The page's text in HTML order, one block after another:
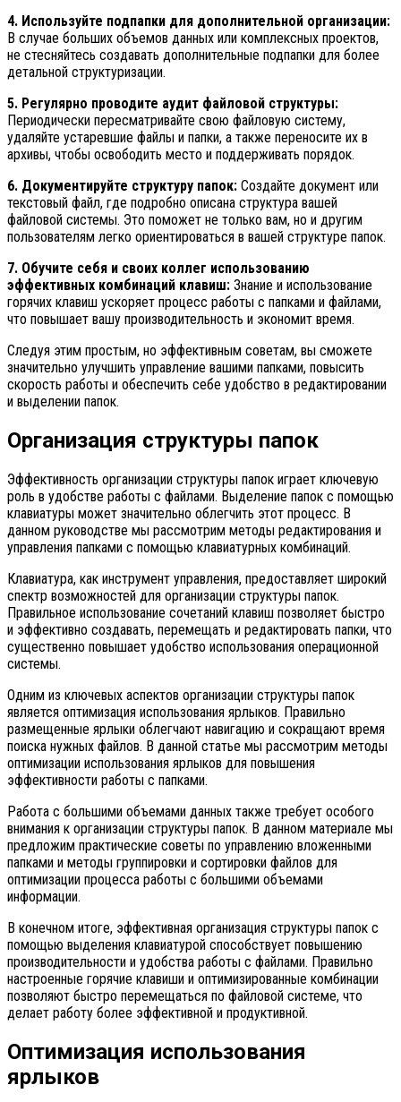
4. Используйте подпапки для дополнительной организации:
В случае больших объемов данных или комплексных проектов,
не стесняйтесь создавать дополнительные подпапки для более
детальной структуризации.
5. Регулярно проводите аудит файловой структуры:
Периодически пересматривайте свою файловую систему,
удаляйте устаревшие файлы и папки, а также переносите их в
архивы, чтобы освободить место и поддерживать порядок.
6. Документируйте структуру папок: Создайте документ или
текстовый файл, где подробно описана структура вашей
файловой системы. Это поможет не только вам, но и другим
пользователям легко ориентироваться в вашей структуре папок.
7. Обучите себя и своих коллег использованию
эффективных комбинаций клавиш: Знание и использование
горячих клавиш ускоряет процесс работы с папками и файлами,
что повышает вашу производительность и экономит время.
Следуя этим простым, но эффективным советам, вы сможете
значительно улучшить управление вашими папками, повысить
скорость работы и обеспечить себе удобство в редактировании
и выделении папок.
Организация структуры папок
Эффективность организации структуры папок играет ключевую
роль в удобстве работы с файлами. Выделение папок с помощью
клавиатуры может значительно облегчить этот процесс. В
данном руководстве мы рассмотрим методы редактирования и
управления папками с помощью клавиатурных комбинаций.
Клавиатура, как инструмент управления, предоставляет широкий
спектр возможностей для организации структуры папок.
Правильное использование сочетаний клавиш позволяет быстро
и эффективно создавать, перемещать и редактировать папки, что
существенно повышает удобство использования операционной
системы.
Одним из ключевых аспектов организации структуры папок
является оптимизация использования ярлыков. Правильно
размещенные ярлыки облегчают навигацию и сокращают время
поиска нужных файлов. В данной статье мы рассмотрим методы
оптимизации использования ярлыков для повышения
эффективности работы с папками.
Работа с большими объемами данных также требует особого
внимания к организации структуры папок. В данном материале мы
предложим практические советы по управлению вложенными
папками и методы группировки и сортировки файлов для
оптимизации процесса работы с большими объемами
информации.
В конечном итоге, эффективная организация структуры папок с
помощью выделения клавиатурой способствует повышению
производительности и удобства работы с файлами. Правильно
настроенные горячие клавиши и оптимизированные комбинации
позволяют быстро перемещаться по файловой системе, что
делает работу более эффективной и продуктивной.
Оптимизация использования
ярлыков